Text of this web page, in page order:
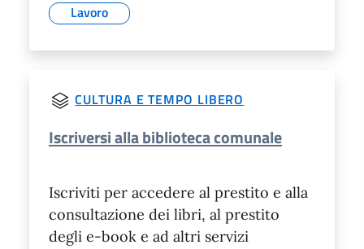
Lavoro
CULTURA E TEMPO LIBERO
Iscriversi alla biblioteca comunale
Iscriviti per accedere al prestito e alla
consultazione dei libri, al prestito
degli e-book e ad altri servizi